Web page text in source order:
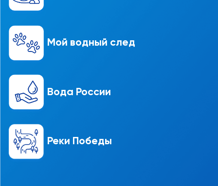
Мой водный след
Вода России
Реки Победы